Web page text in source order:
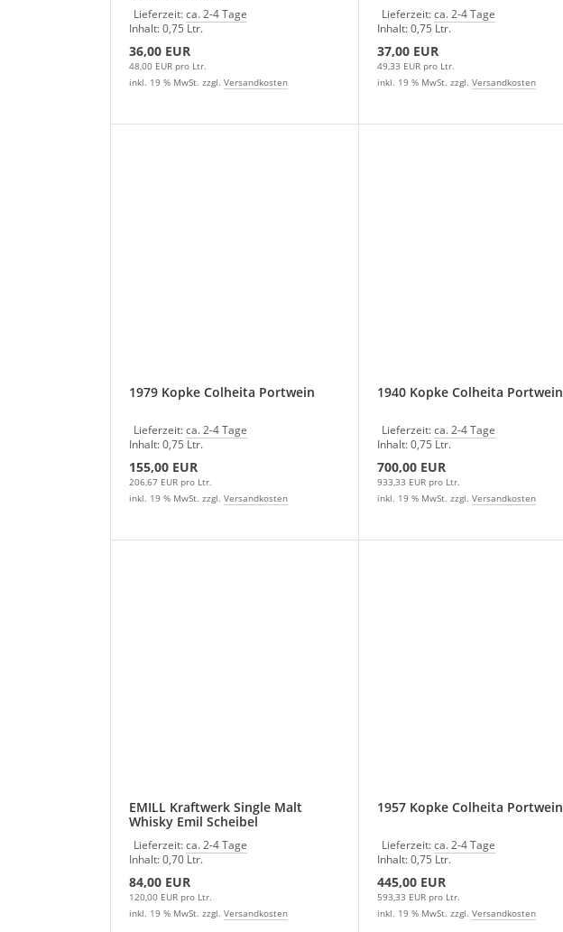
Lieferzeit:ca. 2-4 Tage
Inhalt: 0,75 Ltr.
36,00 EUR
48,00 EUR pro Ltr.
inkl. 19 % MwSt. zzgl. Versandkosten
Lieferzeit:ca. 2-4 Tage
Inhalt: 0,75 Ltr.
37,00 EUR
49,33 EUR pro Ltr.
inkl. 19 % MwSt. zzgl. Versandkosten
1979 Kopke Colheita Portwein
Lieferzeit:ca. 2-4 Tage
Inhalt: 0,75 Ltr.
155,00 EUR
206,67 EUR pro Ltr.
inkl. 19 % MwSt. zzgl. Versandkosten
1940 Kopke Colheita Portwein
Lieferzeit:ca. 2-4 Tage
Inhalt: 0,75 Ltr.
700,00 EUR
933,33 EUR pro Ltr.
inkl. 19 % MwSt. zzgl. Versandkosten
EMILL Kraftwerk Single Malt
Whisky Emil Scheibel
Lieferzeit:ca. 2-4 Tage
Inhalt: 0,70 Ltr.
84,00 EUR
120,00 EUR pro Ltr.
inkl. 19 % MwSt. zzgl. Versandkosten
1957 Kopke Colheita Portwein
Lieferzeit:ca. 2-4 Tage
Inhalt: 0,75 Ltr.
445,00 EUR
593,33 EUR pro Ltr.
inkl. 19 % MwSt. zzgl. Versandkosten